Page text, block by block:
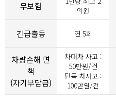
무보험
억원
긴급출동 연 5회
차량손해 면
책
(자기부담금)
차대차 사고 :
50만원/건
단독 차사고 :
100만원/건